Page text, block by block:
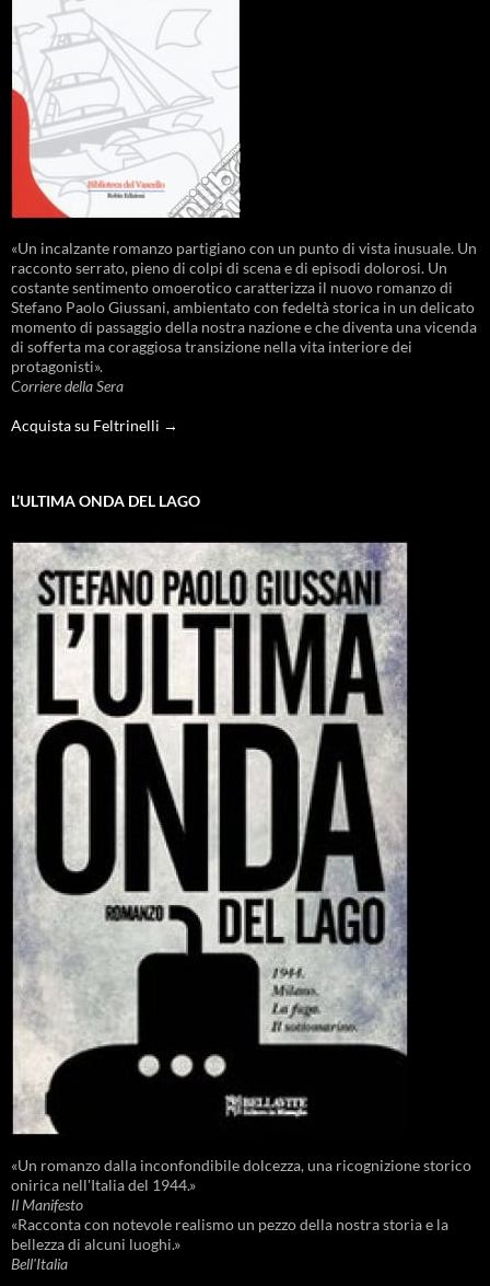
«Un incalzante romanzo partigiano con un punto di vista inusuale. Un
racconto serrato, pieno di colpi di scena e di episodi dolorosi. Un
costante sentimento omoerotico caratterizza il nuovo romanzo di
Stefano Paolo Giussani, ambientato con fedeltà storica in un delicato
momento di passaggio della nostra nazione e che diventa una vicenda
di sofferta ma coraggiosa transizione nella vita interiore dei
protagonisti».
Corriere della Sera
Acquista su Feltrinelli →
L’ULTIMA ONDA DEL LAGO
«Un romanzo dalla inconfondibile dolcezza, una ricognizione storico
onirica nell'Italia del 1944.»
Il Manifesto
«Racconta con notevole realismo un pezzo della nostra storia e la
bellezza di alcuni luoghi.»
Bell'Italia